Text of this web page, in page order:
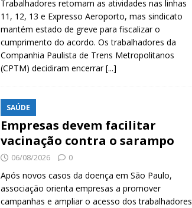
Trabalhadores retomam as atividades nas linhas
11, 12, 13 e Expresso Aeroporto, mas sindicato
mantém estado de greve para fiscalizar o
cumprimento do acordo. Os trabalhadores da
Companhia Paulista de Trens Metropolitanos
(CPTM) decidiram encerrar[...]
SAÚDE
Empresas devem facilitar
vacinação contra o sarampo
06/08/2026 0
Após novos casos da doença em São Paulo,
associação orienta empresas a promover
campanhas e ampliar o acesso dos trabalhadores